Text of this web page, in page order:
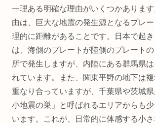
一理ある明確な理由がいくつかありま
由は、巨大な地震の発生源となるプレ
理的に距離があることです。日本で起き
は、海側のプレートが陸側のプレート
所で発生しますが、内陸にある群馬県
れています。また、関東平野の地下は
重なり合っていますが、千葉県や茨城
小地震の巣」と呼ばれるエリアからも
います。これが、日常的に体感する小